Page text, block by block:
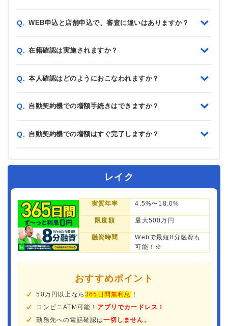
Q. WEB申込と店舗申込で、審査に違いはありますか？
Q. 在籍確認は実施されますか？
Q. 本人確認はどのようにおこなわれますか？
Q. 自動契約機での増額手続きはできますか？
Q. 自動契約機での増額はすぐ完了しますか？
レイク
実質年率 4.5%〜18.0%
限度額 最大500万円
融資時間
Webで最短8分融資も
可能！※
おすすめポイント
50万円以上なら365日間無利息
！
コンビニATM可能！ アプリでカードレス！
勤務先への電話確認は一切しません。